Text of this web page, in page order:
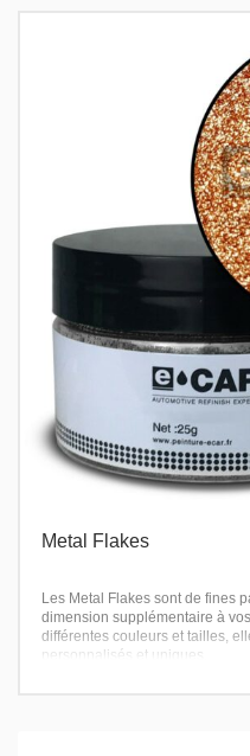
Metal Flakes
Les Metal Flakes sont de fines
dimension supplémentaire à
différentes couleurs et tailles,
personnalisés et uniques.